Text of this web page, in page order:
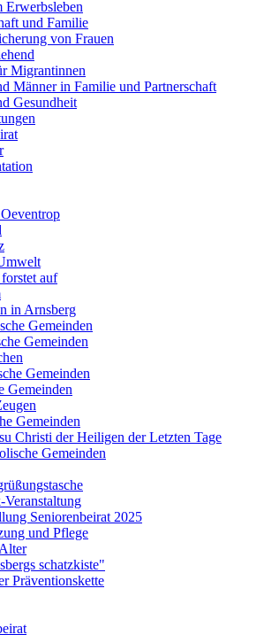
Erwerbsleben
und Familie
von Frauen
Migrantinnen
Männer in Familie und Partnerschaft
Gesundheit
auf
in Arnsberg
Gemeinden
Gemeinden
Gemeinden
Gemeinden
Gemeinden
Christi der Heiligen der Letzten Tage
Gemeinden
Seniorenbeirat 2025
und Pflege
schatzkiste"
Präventionskette